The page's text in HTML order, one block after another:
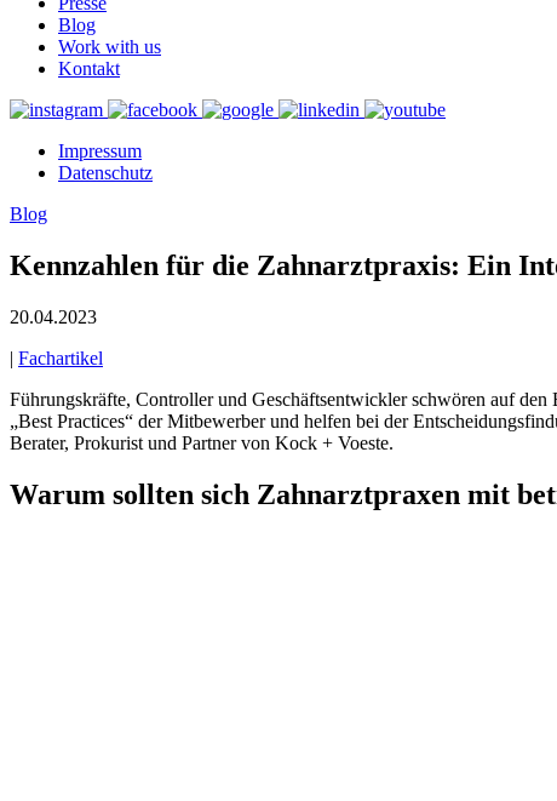
Blog
Work with us
Kontakt
Impressum
Daten­schutz
Blog
Kenn­zahlen für die Zahn­arzt­praxis: Ein
20.04.2023
| Fachartikel
Führungs­kräfte, Controller und Geschäfts­ent­wickler schwören auf
„Best Practices“ der Mitbe­werber und helfen bei der
Berater, Prokurist und Partner von Kock + Voeste.
Warum sollten sich Zahn­arzt­praxen mit